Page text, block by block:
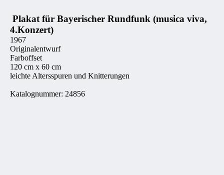
Plakat für Bayerischer Rundfunk (musica viva,
4.Konzert)
1967
Originalentwurf
Farboffset
120 cm x 60 cm
leichte Altersspuren und Knitterungen
Katalognummer: 24856